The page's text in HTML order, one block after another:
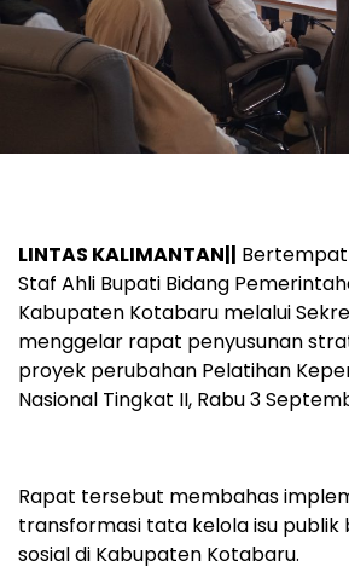
LINTAS KALIMANTAN|| Bertempat
Staf Ahli Bupati Bidang
Kabupaten Kotabaru melalui
menggelar rapat penyusunan
proyek perubahan Pelatihan
Nasional Tingkat II, Rabu 3
Rapat tersebut membahas
transformasi tata kelola isu publik
sosial di Kabupaten Kotabaru.